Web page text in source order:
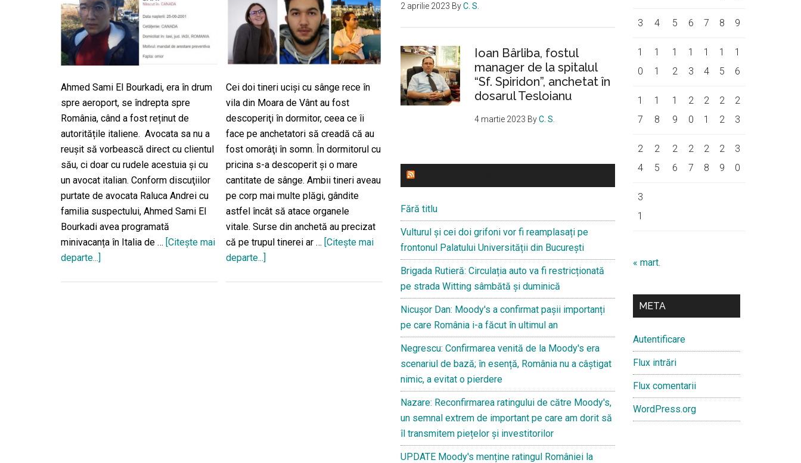
din
decembrie
Ahmed Sami El Bourkadi, era în drum
spre aeroport, se îndrepta spre
România, când a fost reținut de
autoritățile italiene. Avocata sa nu a
reuşit să vorbească direct cu clientul
său, ci doar cu rudele acestuia şi cu
un avocat italian. Conform discuţiilor
purtate de avocata Raluca Andrei cu
familia suspectului, Ahmed Sami El
Bourkadi avea programată
minivacanța în Italia de … [Citeşte mai
departe...]
Cei doi tineri ucişi cu sânge rece în
vila din Moara de Vânt au fost
descoperiţi în dormitor, ceea ce îi
face pe anchetatori să creadă că au
fost omorâţi în somn. În dormitorul cu
pricina s-a descoperit și o mare
cantitate de sânge. Ambii tineri aveau
pe corp mai multe plăgi, gândite
astfel încât să atace organele
vitale. Surse din anchetă au precizat
că pe trupul tinerei ar … [Citeşte mai
departe...]
2 aprilie 2023 ByC. S.
Ioan Bârliba, fostul
manager de la spitalul
“Sf. Spiridon”, anchetat în
dosarul Tesloianu
4 martie 2023 ByC. S.
Fără titlu
Vulturul și cei doi grifoni vor fi reamplasați pe
frontonul Palatului Universității din București
Brigada Rutieră: Circulația auto va fi restricționată
pe strada Witting sâmbătă și duminică
Nicușor Dan: Moody's a confirmat pașii importanți
pe care România i-a făcut în ultimul an
Negrescu: Confirmarea venită de la Moody's era
scenariul de bază; în esență, România nu a câștigat
nimic, a evitat o pierdere
Nazare: Reconfirmarea ratingului de către Moody's,
un semnal extrem de important pe care am dorit să
îl transmitem piețelor și investitorilor
UPDATE Moody's menține ratingul României la
3 4 5 6 7 8 9
1
0
1
1
1
2
1
3
1
4
1
5
1
6
1
7
1
8
1
9
2
0
2
1
2
2
2
3
2
4
2
5
2
6
2
7
2
8
2
9
3
0
3
1
« mart.
META
Autentificare
Flux intrări
Flux comentarii
WordPress.org